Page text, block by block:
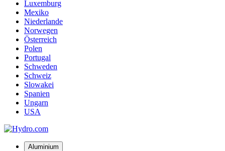
Luxemburg
Mexiko
Niederlande
Norwegen
Österreich
Polen
Portugal
Schweden
Schweiz
Slowakei
Spanien
Ungarn
USA
Aluminium